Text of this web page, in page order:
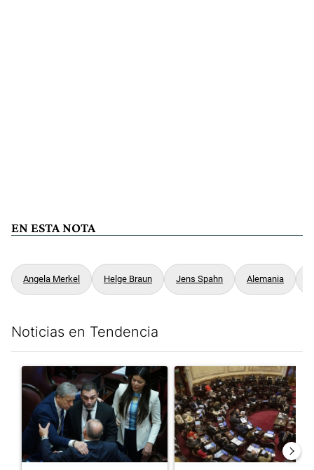
EN ESTA NOTA
Angela Merkel Helge Braun Jens Spahn Alemania
Noticias en Tendencia
Un artículo de tendencia con el título "Encuesta, mientras el
Un artículo de tendencia con